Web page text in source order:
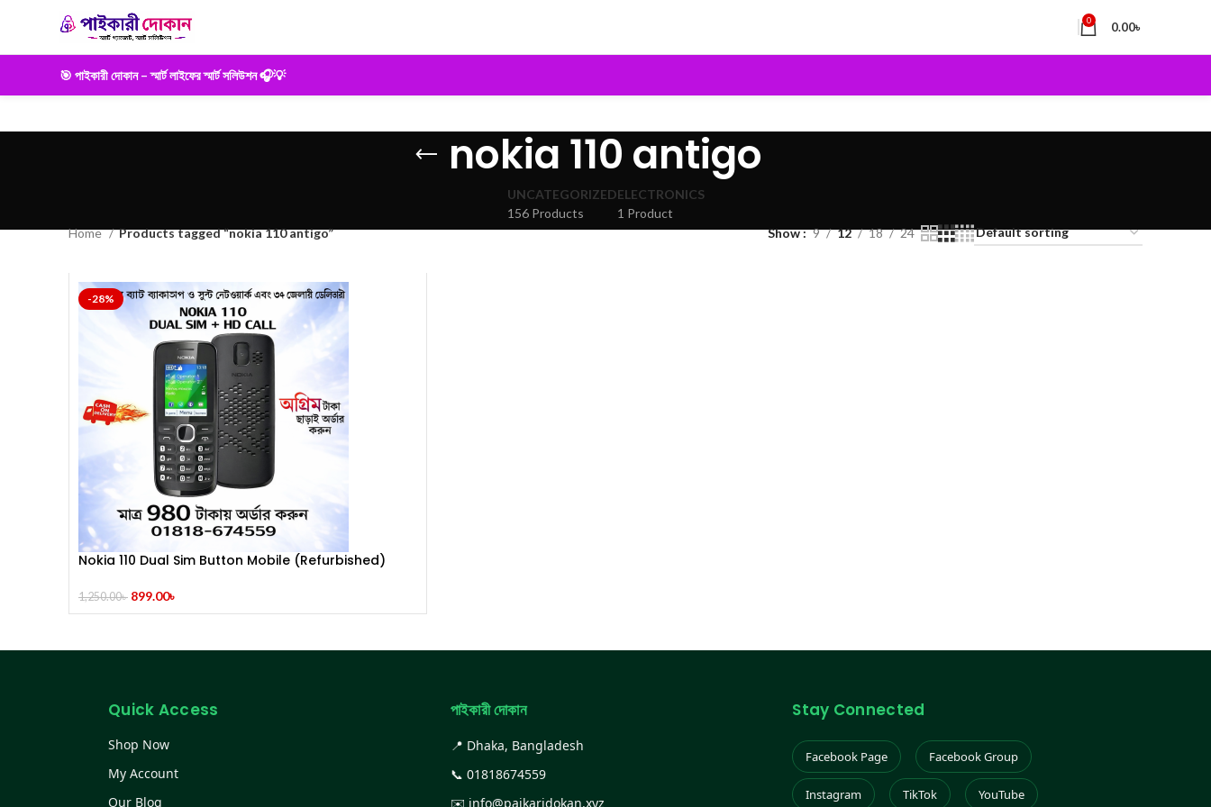
0 0.00৳
🎯 পাইকারী দোকান – স্মার্ট লাইফের স্মার্ট সলিউশন 🎧💡
nokia 110 antigo
UNCATEGORIZED
156 Products
ELECTRONICS
1 Product
Home
Products tagged “nokia 110 antigo” Show 9 12 18 24
-28%
Nokia 110 Dual Sim Button Mobile (Refurbished)
1,250.00৳ 899.00৳
Quick Access
Shop Now
My Account
Our Blog
পাইকারী দোকান
📍 Dhaka, Bangladesh
📞 01818674559
✉️ info@paikaridokan.xyz
Stay Connected
Facebook Page Facebook Group
Instagram TikTok YouTube